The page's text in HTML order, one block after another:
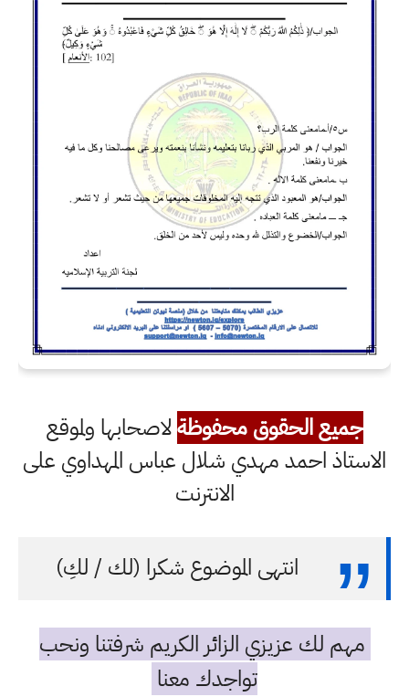
جميع الحقوق محفوظةلاصحابها ولموقع
الاستاذ احمد مهدي شلال عباس المهداوي على
الانترنت
انتهى الموضوع شكرا (لك / لكِ)
مهم لك عزيزي الزائر الكريم شرفتنا ونحب
تواجدك معنا